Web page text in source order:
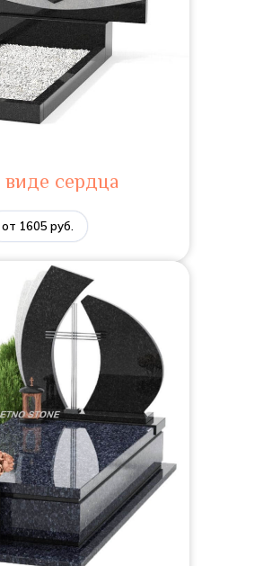
сердца
от 1605 руб.